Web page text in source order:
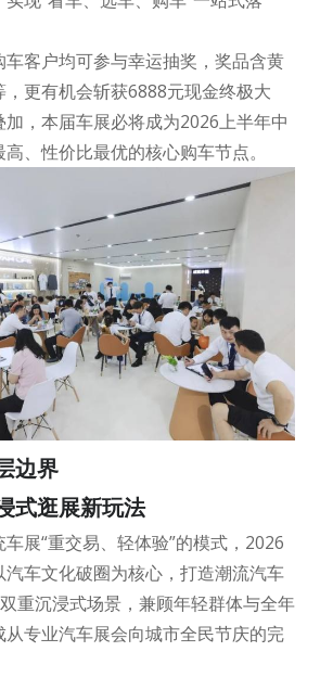
车客户均可参与幸运抽奖，奖品含黄
更有机会斩获6888元现金终极大
，本届车展必将成为2026上半年中
、性价比最优的核心购车节点。
边界
式逛展新玩法
展“重交易、轻体验”的模式，2026
汽车文化破圈为核心，打造潮流汽车
重沉浸式场景，兼顾年轻群体与全年
专业汽车展会向城市全民节庆的完